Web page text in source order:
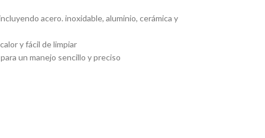
acero. inoxidable, aluminio, cerámica y
y fácil de limpiar
un manejo sencillo y preciso